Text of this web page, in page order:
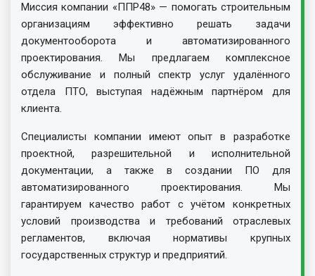
Миссия компании «ППР48» — помогать строительным
организациям эффективно решать задачи
документооборота и автоматизированного
проектирования. Мы предлагаем комплексное
обслуживание и полный спектр услуг удалённого
отдела ПТО, выступая надёжным партнёром для
клиента.
Специалисты компании имеют опыт в разработке
проектной, разрешительной и исполнительной
документации, а также в создании ПО для
автоматизированного проектирования. Мы
гарантируем качество работ с учётом конкретных
условий производства и требований отраслевых
регламентов, включая нормативы крупных
государственных структур и предприятий.